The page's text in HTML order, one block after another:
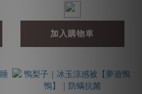
加入購物車